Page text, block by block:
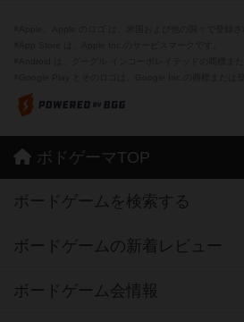
ボドゲーマTOP
ボードゲームを検索する
ボードゲームの新着レビュー
ボードゲーム会情報